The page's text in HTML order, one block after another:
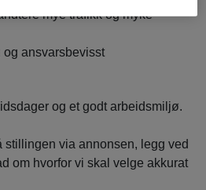
mye trafikk og myke
og ansvarsbevisst
og et godt arbeidsmiljø.
stillingen via annonsen, legg ved
om hvorfor vi skal velge akkurat